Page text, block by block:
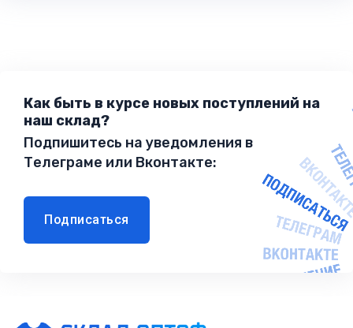
Как быть в курсе новых поступлений на
наш склад?
Подпишитесь на уведомления в
Телеграме или Вконтакте:
Подписаться